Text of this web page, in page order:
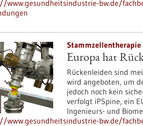
www.gesundheitsindustrie-bw.de/
Stammzellentherapie
Europa hat
Rückenleiden sind
wird angeboten, um
jedoch noch kein
verfolgt iPSpine, ein
Ingenieurs- und
www.gesundheitsindustrie-bw.de/